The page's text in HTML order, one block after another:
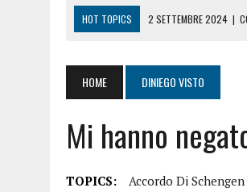
HOT TOPICS 2 SETTEMBRE 2024 |
5 FEBBRAIO 2023 | REDDITO PER
18 GIUGNO 2022
CONOSCERE LO
23 DICEMBRE 2021
|
PERMESSO DI
4 MAGGIO 2025 | PRENOTARE UN
HOME DINIEGO VISTO
Mi hanno
TOPICS: Accordo Di Schengen